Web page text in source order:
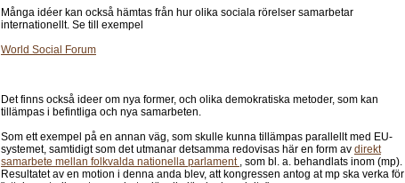
Många idéer kan också hämtas från hur olika sociala rörelser samarbetar
internationellt. Se till exempel
World Social Forum
Det finns också ideer om nya former, och olika demokratiska metoder, som kan
tillämpas i befintliga och nya samarbeten.
Som ett exempel på en annan väg, som skulle kunna tillämpas parallellt med EU-
systemet, samtidigt som det utmanar detsamma redovisas här en form av direkt
samarbete mellan folkvalda nationella parlament , som bl. a. behandlats inom (mp).
Resultatet av en motion i denna anda blev, att kongressen antog at mp ska verka för